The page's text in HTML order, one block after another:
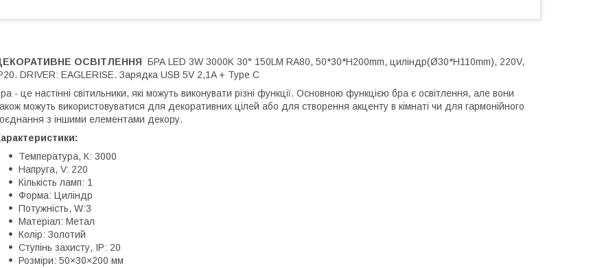
ОСВІТЛЕННЯ БРА LED 3W 3000K 30° 150LM RA80, 50*30*H200mm, циліндр(Ø30*H110mm), 220V,
DRIVER: EAGLERISE. Зарядка USB 5V 2,1A + Type C
- це настінні світильники, які можуть виконувати різні функції. Основною функцією бра є освітлення, але вони
можуть використовуватися для декоративних цілей або для створення акценту в кімнаті чи для гармонійного
з іншими елементами декору.
Температура, К: 3000
Напруга, V: 220
Кількість ламп: 1
Форма: Циліндр
Потужність, W:3
Матеріал: Метал
Колір: Золотий
Ступінь захисту, IP: 20
Розміри: 50×30×200 мм